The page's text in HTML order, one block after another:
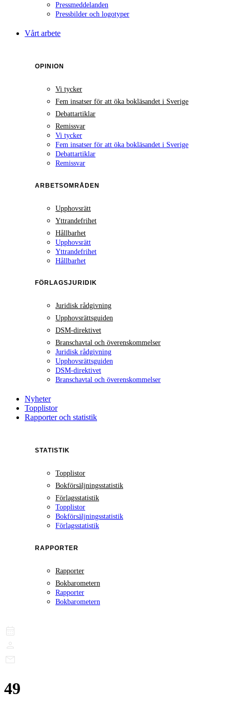
Pressmeddelanden
Pressbilder och logotyper
Vårt arbete
OPINION
Vi tycker
Fem insatser för att öka bokläsandet i Sverige
Debattartiklar
Remissvar
Vi tycker
Fem insatser för att öka bokläsandet i Sverige
Debattartiklar
Remissvar
ARBETSOMRÅDEN
Upphovsrätt
Yttrandefrihet
Hållbarhet
Upphovsrätt
Yttrandefrihet
Hållbarhet
FÖRLAGSJURIDIK
Juridisk rådgivning
Upphovsrättsguiden
DSM-direktivet
Branschavtal och överenskommelser
Juridisk rådgivning
Upphovsrättsguiden
DSM-direktivet
Branschavtal och överenskommelser
Nyheter
Topplistor
Rapporter och statistik
STATISTIK
Topplistor
Bokförsäljningsstatistik
Förlagsstatistik
Topplistor
Bokförsäljningsstatistik
Förlagsstatistik
RAPPORTER
Rapporter
Bokbarometern
Rapporter
Bokbarometern
49